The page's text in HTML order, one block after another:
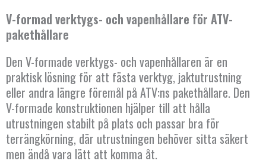
V-formad verktygs- och vapenhållare för ATV-
pakethållare
Den V-formade verktygs- och vapenhållaren är en
praktisk lösning för att fästa verktyg, jaktutrustning
eller andra längre föremål på ATV:ns pakethållare. Den
V-formade konstruktionen hjälper till att hålla
utrustningen stabilt på plats och passar bra för
terrängkörning, där utrustningen behöver sitta säkert
men ändå vara lätt att komma åt.